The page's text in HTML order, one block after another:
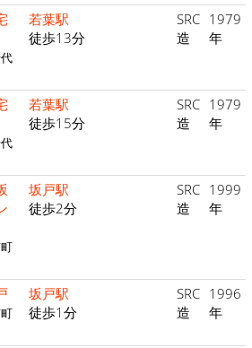
若葉駅
徒歩13分
SRC
造
1979
年
若葉駅
徒歩15分
SRC
造
1979
年
坂戸駅
徒歩2分
SRC
造
1999
年
坂戸駅
徒歩1分
SRC
造
1996
年